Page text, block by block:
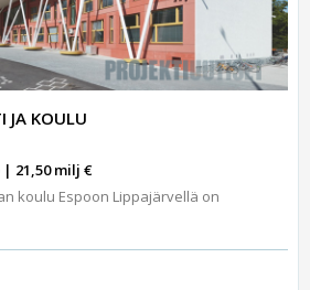
JA KOULU
21,50 milj €
koulu Espoon Lippajärvellä on